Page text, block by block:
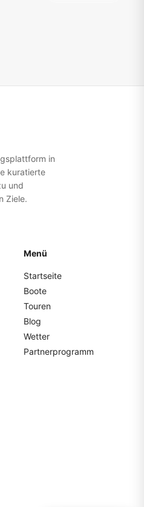
in
kuratierte
und
Ziele.
Menü
Startseite
Boote
Touren
Blog
Wetter
Partnerprogramm